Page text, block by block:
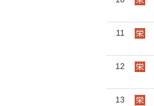
11
12
13